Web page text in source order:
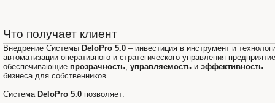
Что получает клиент
Внедрение Системы DeloPro 5.0 – инвестиция в инструмент и
автоматизации оперативного и стратегического управления
обеспечивающие прозрачность, управляемость и эффективность
бизнеса для собственников.
Система DeloPro 5.0 позволяет: